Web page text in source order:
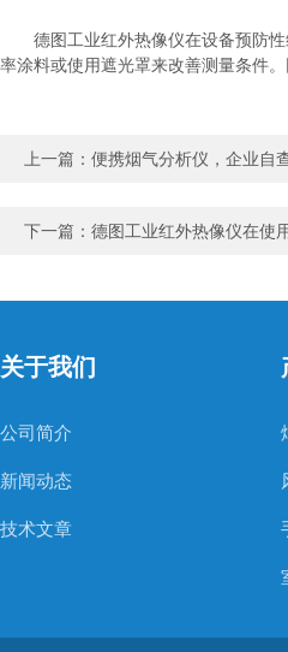
德图工业红外热像仪在设备预防性
率涂料或使用遮光罩来改善测量条件
上一篇： 便携烟气分析仪，企业自
下一篇： 德图工业红外热像仪在使
关于我们
公司简介
新闻动态
技术文章